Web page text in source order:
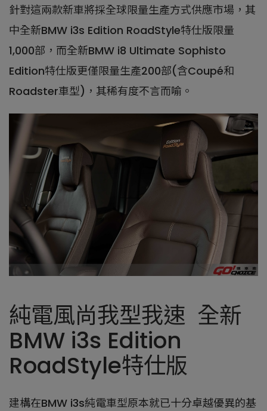
針對這兩款新車將採全球限量生產方式供應市場，其
中全新BMW i3s Edition RoadStyle特仕版限量
1,000部，而全新BMW i8 Ultimate Sophisto
Edition特仕版更僅限量生產200部(含Coupé和
Roadster車型)，其稀有度不言而喻。
純電風尚我型我速 全新
BMW i3s Edition
RoadStyle特仕版
建構在BMW i3s純電車型原本就已十分卓越優異的基